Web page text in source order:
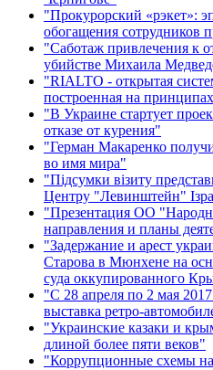
"Прокурорский «рэкет»:
обогащения сотрудников
"Саботаж привлечения к
убийстве Михаила
"RIALTO - открытая
построенная на
"В Украине стартует
отказе от курения"
"Герман Макаренко
во имя мира"
"Підсумки візиту
Центру "Левинштейн"
"Презентация ОО
направления и планы
"Задержание и арест
Старова в Мюнхене на
суда оккупированного
"С 28 апреля по 2 мая
выставка ретро-
"Украинские казаки и
длиной более пяти веков"
"Коррупционные схемы